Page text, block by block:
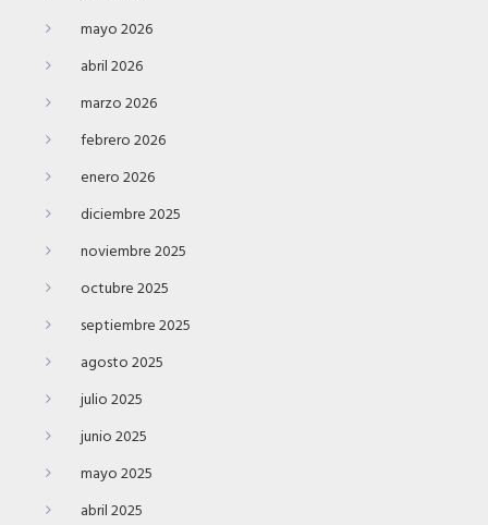
mayo 2026
abril 2026
marzo 2026
febrero 2026
enero 2026
diciembre 2025
noviembre 2025
octubre 2025
septiembre 2025
agosto 2025
julio 2025
junio 2025
mayo 2025
abril 2025